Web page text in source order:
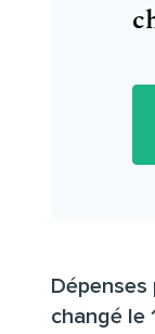
Dépenses
changé le